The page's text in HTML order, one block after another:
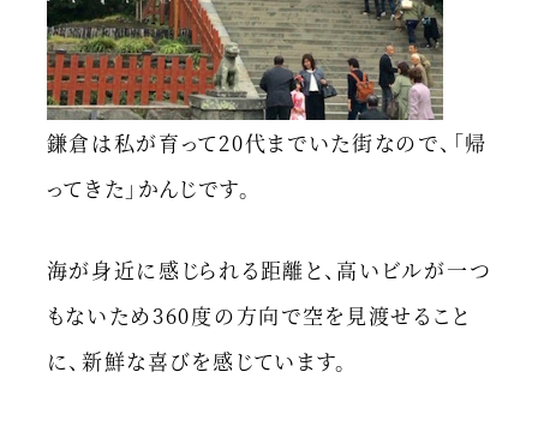
鎌倉は私が育って20代までいた街なので、「帰
ってきた」かんじです。
海が身近に感じられる距離と、高いビルが一つ
もないため360度の方向で空を見渡せること
に、新鮮な喜びを感じています。